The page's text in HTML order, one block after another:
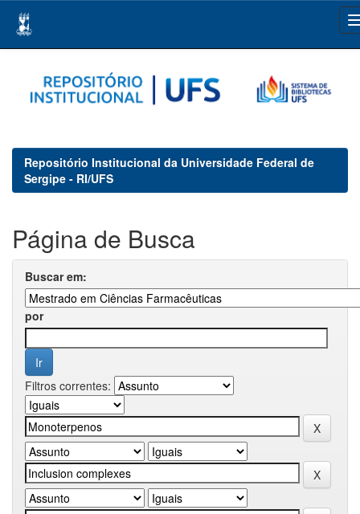
navigation
Repositório Institucional da Universidade Federal de
Sergipe - RI/UFS
Página de Busca
Buscar em:
por
Filtros correntes: